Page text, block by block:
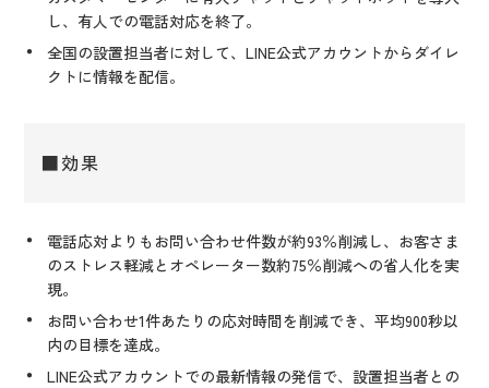
し、有人での電話対応を終了。
全国の設置担当者に対して、LINE公式アカウントからダイレ
クトに情報を配信。
■効果
電話応対よりもお問い合わせ件数が約93％削減し、お客さま
のストレス軽減とオペレーター数約75％削減への省人化を実
現。
お問い合わせ1件あたりの応対時間を削減でき、平均900秒以
内の目標を達成。
LINE公式アカウントでの最新情報の発信で、設置担当者との